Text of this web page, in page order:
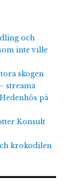
och
inte ville
skogen
streama
på
Konsult
krokodilen